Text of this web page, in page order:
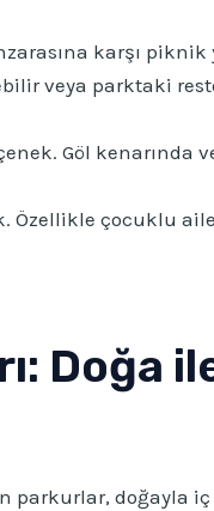
karşı
veya parktaki
Göl kenarında
Özellikle çocuklu
Doğa
parkurlar, doğayla